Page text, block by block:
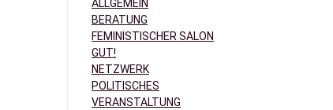
ALLGEMEIN
BERATUNG
FEMINISTISCHER SALON
GUT!
NETZWERK
POLITISCHES
VERANSTALTUNG